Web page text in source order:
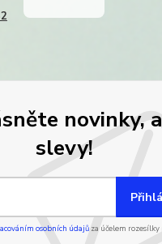
novinky,
slevy!
osobních údajůza účelem